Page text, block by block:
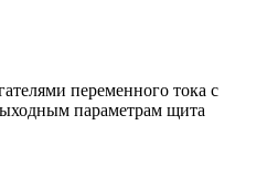
переменного тока с
параметрам щита